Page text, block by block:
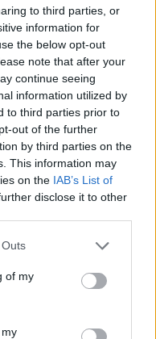
to third parties, or
information for
the below opt-out
note that after your
continue seeing
information utilized by
to third parties prior to
out of the further
by third parties on the
This information may
on the IAB’s List of
disclose it to other
of my
πυκνότερες με
ορεινά της Κρήτης
ώρες.
έως 5 και τοπικά
25 και στην Κρήτη
πιο πυκνές.
5 και τοπικά στα